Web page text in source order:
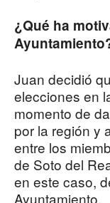
¿Qué ha
Juan decidió
elecciones en
momento de
por la región y
entre los
de Soto del
en este caso,
Ayuntamiento.